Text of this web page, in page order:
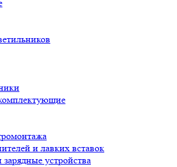
и лавких вставок
устройства